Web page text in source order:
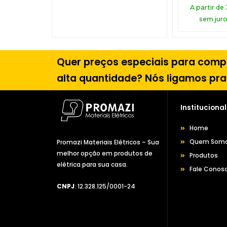
A partir de
sem
Quer preços especiais para
alta quantidade? Nós ligamos
Promazi Materiais Elétricos – Sua
melhor opção em produtos de
elétrica para sua casa.
CNPJ: 12.328.125/0001-24
Institucional
Home
Quem
Produtos
Fale